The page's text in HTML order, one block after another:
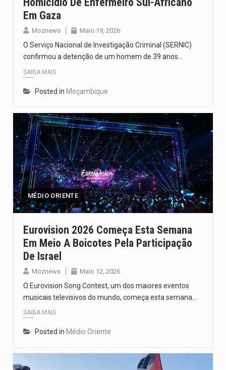
Em Gaza
Moznews Maio 19, 2026
O Serviço Nacional de Investigação Criminal (SERNIC)
confirmou a detenção de um homem de 39 anos…
SAIBA MAIS
Posted in Moçambique
MÉDIO ORIENTE
Eurovision 2026 Começa Esta Semana
Em Meio A Boicotes Pela Participação
De Israel
Moznews Maio 12, 2026
O Eurovision Song Contest, um dos maiores eventos
musicais televisivos do mundo, começa esta semana…
SAIBA MAIS
Posted in Médio Oriente